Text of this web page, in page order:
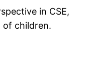
in CSE,
of children.